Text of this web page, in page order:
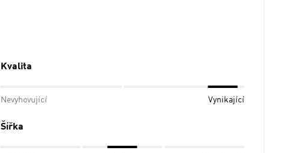
Kvalita
Nevyhovující Vynikající
Šířka